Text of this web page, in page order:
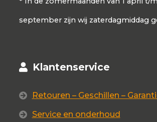
september zijn wij zaterdagmiddag
Klantenservice
Retouren – Geschillen –
Service en onderhoud